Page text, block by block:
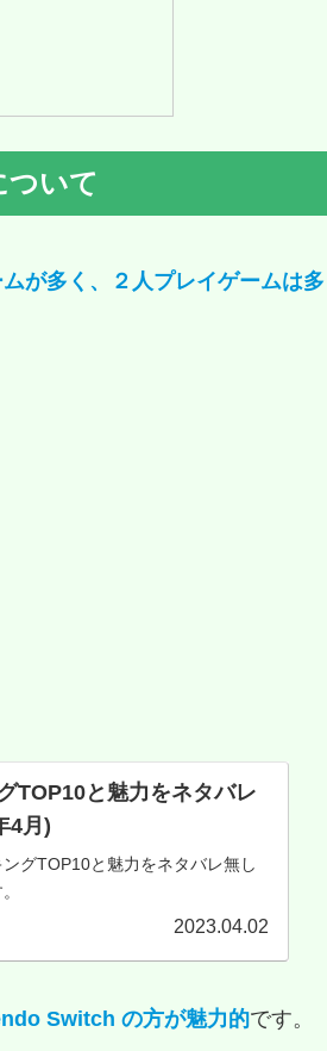
ついて
が多く、２人プレイゲームは多
TOP10と魅力をネタバレ
4月)
グTOP10と魅力をネタバレ無し
2023.04.02
Switch の方が魅力的です。